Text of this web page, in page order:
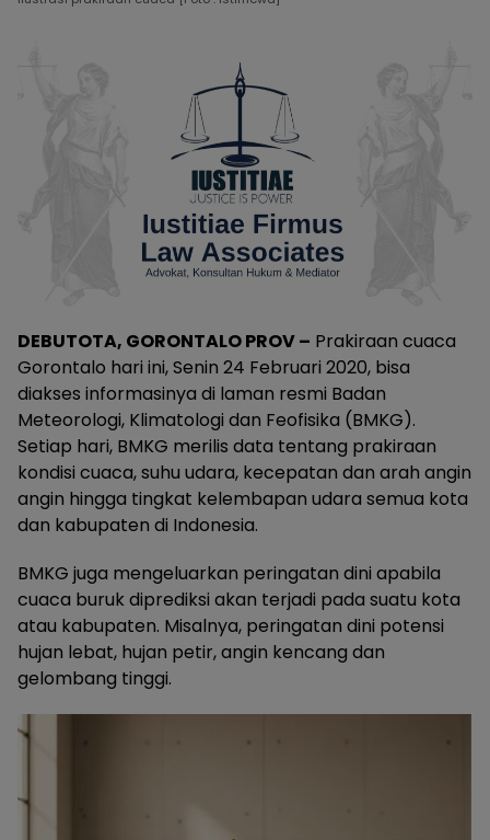
DEBUTOTA, GORONTALO PROV – Prakiraan cuaca
Gorontalo hari ini, Senin 24 Februari 2020, bisa
diakses informasinya di laman resmi Badan
Meteorologi, Klimatologi dan Feofisika (BMKG).
Setiap hari, BMKG merilis data tentang prakiraan
kondisi cuaca, suhu udara, kecepatan dan arah angin
angin hingga tingkat kelembapan udara semua kota
dan kabupaten di Indonesia.
BMKG juga mengeluarkan peringatan dini apabila
cuaca buruk diprediksi akan terjadi pada suatu kota
atau kabupaten. Misalnya, peringatan dini potensi
hujan lebat, hujan petir, angin kencang dan
gelombang tinggi.